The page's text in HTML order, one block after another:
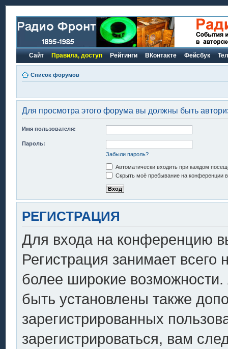
Сайт Правила, доступ Рейтинги ВКонтакте Фейсбук
Список форумов
Для просмотра этого форума вы должны быть
Имя пользователя:
Пароль:
Забыли пароль?
Автоматически входить при каждом
Скрыть моё пребывание на конференции в
РЕГИСТРАЦИЯ
Для входа на конференцию
Регистрация занимает всего
более широкие
быть установлены также
зарегистрированных
зарегистрироваться, вам